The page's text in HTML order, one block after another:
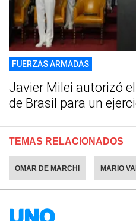
FUERZAS ARMADAS
Javier Milei autorizó
de Brasil para un
TEMAS RELACIONADOS
OMAR DE MARCHI MARIO